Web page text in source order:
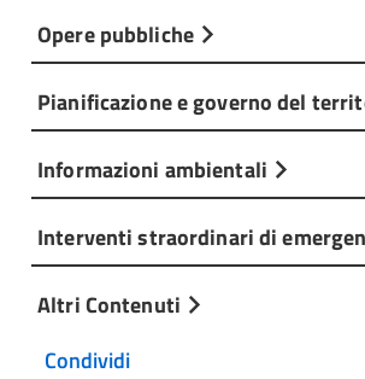
Opere pubbliche
Pianificazione e governo del
Informazioni ambientali
Interventi straordinari di
Altri Contenuti
Condividi